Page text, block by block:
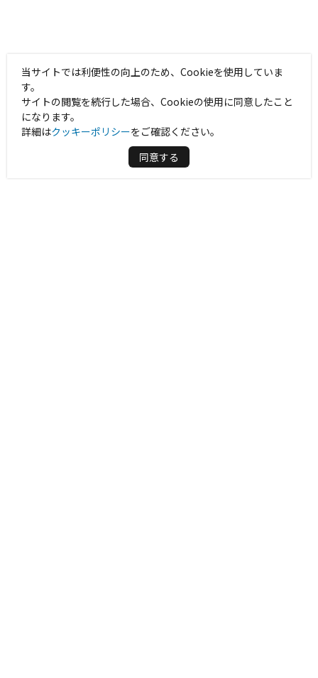
当サイトでは利便性の向上のため、Cookieを使用していま
す。
サイトの閲覧を続行した場合、Cookieの使用に同意したこと
になります。
詳細はクッキーポリシーをご確認ください。
同意する